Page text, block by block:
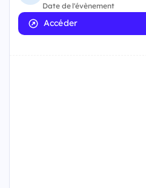
Date de l'évènement
Accéder